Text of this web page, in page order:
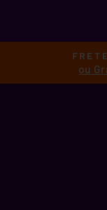
ou